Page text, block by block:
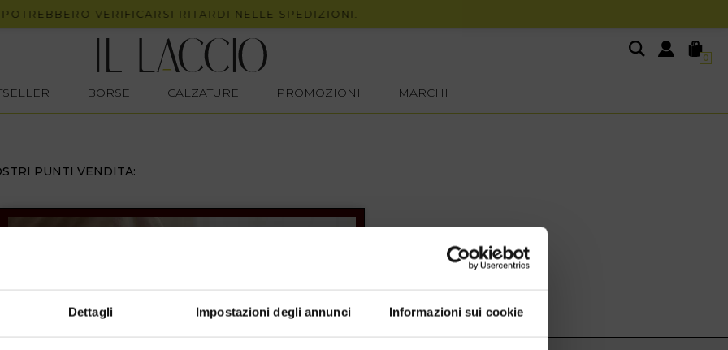
Dettagli Impostazioni degli annunci Informazioni sui cookie
VERIFICARSI RITARDI NELLE SPEDIZIONI.
0
BORSE CALZATURE PROMOZIONI MARCHI
PUNTI VENDITA: